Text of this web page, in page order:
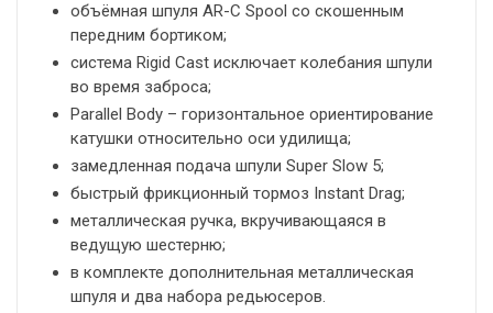
объёмная шпуля AR-C Spool со скошенным
передним бортиком;
система Rigid Cast исключает колебания шпули
во время заброса;
Parallel Body – горизонтальное ориентирование
катушки относительно оси удилища;
замедленная подача шпули Super Slow 5;
быстрый фрикционный тормоз Instant Drag;
металлическая ручка, вкручивающаяся в
ведущую шестерню;
в комплекте дополнительная металлическая
шпуля и два набора редьюсеров.